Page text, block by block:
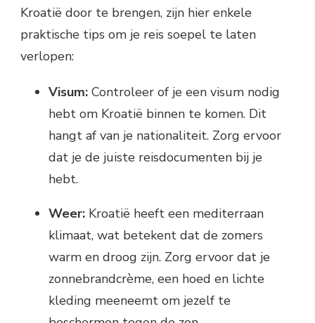
Kroatië door te brengen, zijn hier enkele
praktische tips om je reis soepel te laten
verlopen:
Visum: Controleer of je een visum nodig
hebt om Kroatië binnen te komen. Dit
hangt af van je nationaliteit. Zorg ervoor
dat je de juiste reisdocumenten bij je
hebt.
Weer: Kroatië heeft een mediterraan
klimaat, wat betekent dat de zomers
warm en droog zijn. Zorg ervoor dat je
zonnebrandcrème, een hoed en lichte
kleding meeneemt om jezelf te